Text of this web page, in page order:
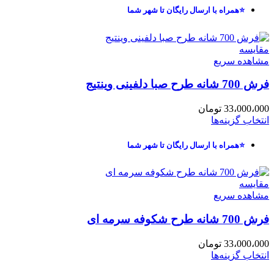
⭐همراه با ارسال رایگان تا شهر شما
مقایسه
مشاهده سریع
فرش 700 شانه طرح صبا دلفینی وینتیج
33،000،000 تومان
انتخاب گزینه‌ها
⭐همراه با ارسال رایگان تا شهر شما
مقایسه
مشاهده سریع
فرش 700 شانه طرح شکوفه سرمه ای
33،000،000 تومان
انتخاب گزینه‌ها